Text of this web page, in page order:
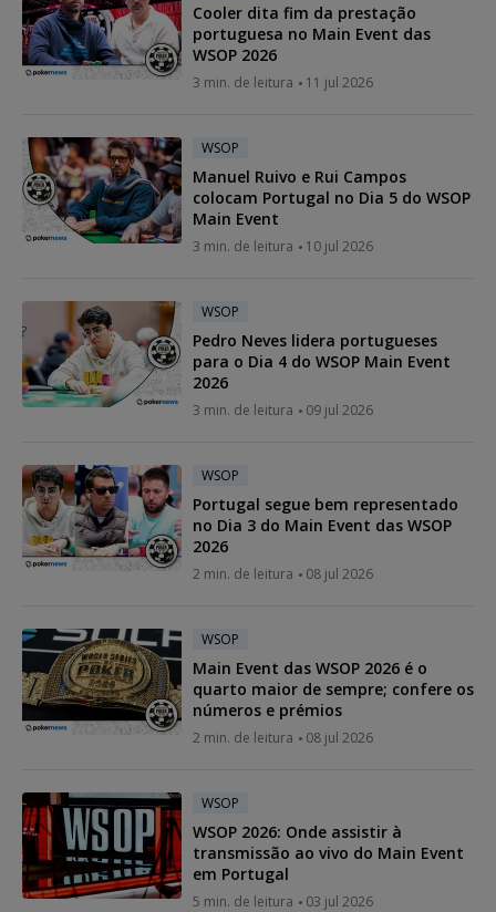
Cooler dita fim da prestação
portuguesa no Main Event das
WSOP 2026
3 min. de leitura 11 jul 2026
WSOP
Manuel Ruivo e Rui Campos
colocam Portugal no Dia 5 do WSOP
Main Event
3 min. de leitura 10 jul 2026
WSOP
Pedro Neves lidera portugueses
para o Dia 4 do WSOP Main Event
2026
3 min. de leitura 09 jul 2026
WSOP
Portugal segue bem representado
no Dia 3 do Main Event das WSOP
2026
2 min. de leitura 08 jul 2026
WSOP
Main Event das WSOP 2026 é o
quarto maior de sempre; confere os
números e prémios
2 min. de leitura 08 jul 2026
WSOP
WSOP 2026: Onde assistir à
transmissão ao vivo do Main Event
em Portugal
5 min. de leitura 03 jul 2026